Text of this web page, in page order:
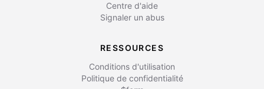
Centre d'aide
Signaler un abus
RESSOURCES
Conditions d'utilisation
Politique de confidentialité